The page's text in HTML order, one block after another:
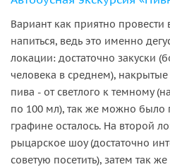
Вариант как приятно
напиться, ведь это именно
локации: достаточно закуски
человека в среднем),
пива - от светлого к темному
по 100 мл), так же можно было
графине осталось. На второй
рыцарское шоу (достаточно
советую посетить), затем так